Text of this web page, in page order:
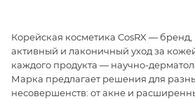
Корейская косметика CosRX —
активный и лаконичный уход за
каждого продукта — научно-
Марка предлагает решения для
несовершенств: от акне и